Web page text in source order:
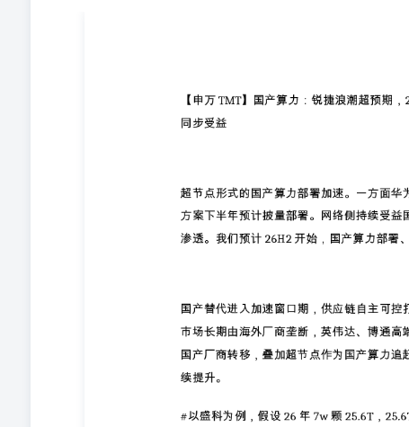
份额有望持续提升。 #以盛科为例，假设26年7w颗25.6T
量节奏。 H2重点关注：7月WAIC大会、CSP大厂/运营商